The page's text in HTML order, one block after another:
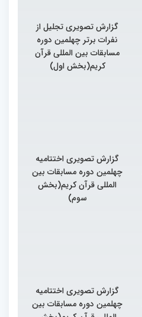
گزارش تصویری تجلیل از
نفرات برتر چهلمین دوره
مسابقات بین المللی قرآن
کریم(بخش اول)
گزارش تصویری اختتامیه
چهلمین دوره مسابقات بین
المللی قرآن کریم(بخش
سوم)
گزارش تصویری اختتامیه
چهلمین دوره مسابقات بین